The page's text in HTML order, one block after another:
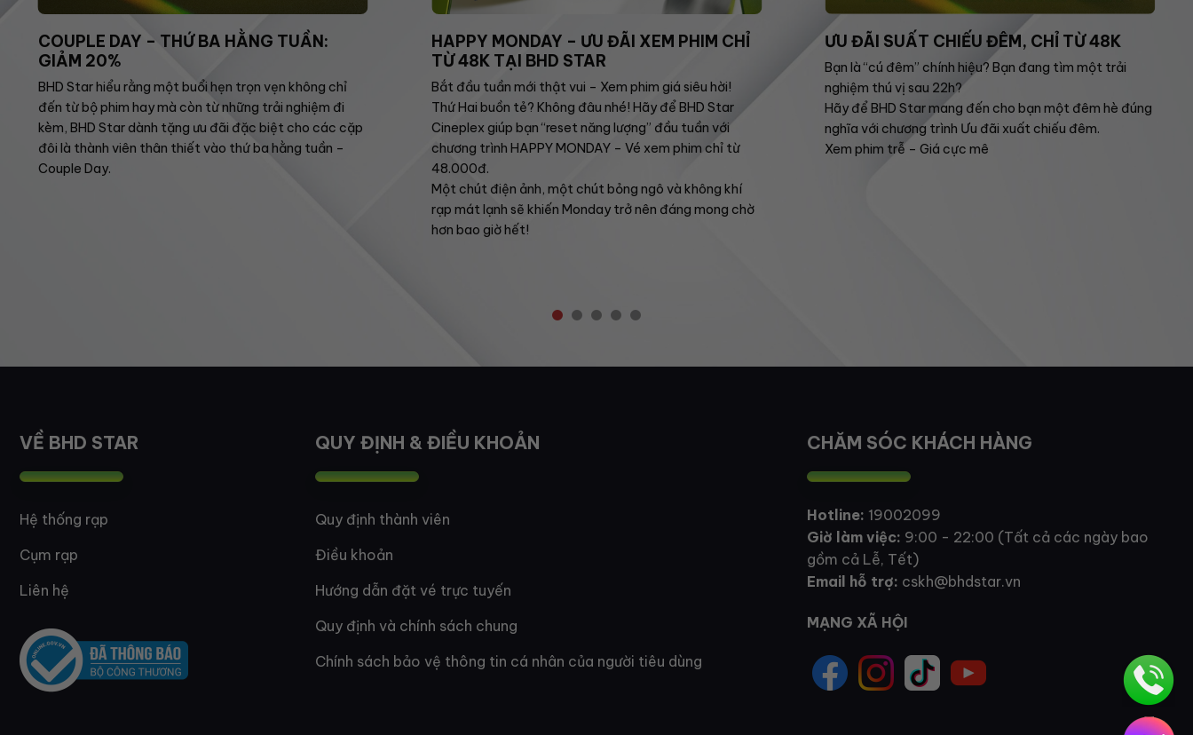
COUPLE DAY – THỨ BA HẰNG TUẦN:
GIẢM 20%
BHD Star hiểu rằng một buổi hẹn trọn vẹn không chỉ
đến từ bộ phim hay mà còn từ những trải nghiệm đi
kèm, BHD Star dành tặng ưu đãi đặc biệt cho các cặp
đôi là thành viên thân thiết vào thứ ba hằng tuần –
Couple Day.
HAPPY MONDAY – ƯU ĐÃI XEM PHIM CHỈ
TỪ 48K TẠI BHD STAR
Bắt đầu tuần mới thật vui – Xem phim giá siêu hời!
Thứ Hai buồn tẻ? Không đâu nhé! Hãy để BHD Star
Cineplex giúp bạn “reset năng lượng” đầu tuần với
chương trình HAPPY MONDAY – Vé xem phim chỉ từ
48.000đ.
Một chút điện ảnh, một chút bỏng ngô và không khí
rạp mát lạnh sẽ khiến Monday trở nên đáng mong chờ
hơn bao giờ hết!
ƯU ĐÃI SUẤT CHIẾU ĐÊM, CHỈ TỪ 48K
Bạn là “cú đêm” chính hiệu? Bạn đang tìm một trải
nghiệm thú vị sau 22h?
Hãy để BHD Star mang đến cho bạn một đêm hè đúng
nghĩa với chương trình Ưu đãi xuất chiếu đêm.
Xem phim trễ – Giá cực mê
VỀ BHD STAR
Hệ thống rạp
Cụm rạp
Liên hệ
QUY ĐỊNH & ĐIỀU KHOẢN
Quy định thành viên
Điều khoản
Hướng dẫn đặt vé trực tuyến
Quy định và chính sách chung
Chính sách bảo vệ thông tin cá nhân của người tiêu dùng
CHĂM SÓC KHÁCH HÀNG
Hotline: 19002099
Giờ làm việc: 9:00 - 22:00 (Tất cả các ngày bao
gồm cả Lễ, Tết)
Email hỗ trợ: cskh@bhdstar.vn
MẠNG XÃ HỘI